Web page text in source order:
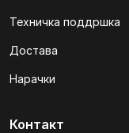
Техничка поддршка
Достава
Нарачки
Контакт